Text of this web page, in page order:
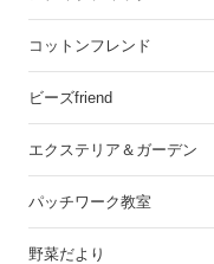
コットンフレンド
ビーズfriend
エクステリア＆ガーデン
パッチワーク教室
野菜だより